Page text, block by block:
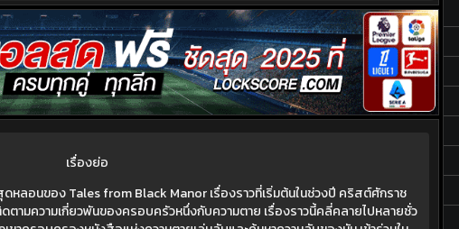
เรื่องย่อ
หลอนของ Tales from Black Manor เรื่องราวที่เริ่มต้นในช่วงปี คริสต์ศักราช
ตามความเกี่ยวพันของครอบครัวหนึ่งกับความตาย เรื่องราวนี้คลี่คลายไปหลายชั่ว